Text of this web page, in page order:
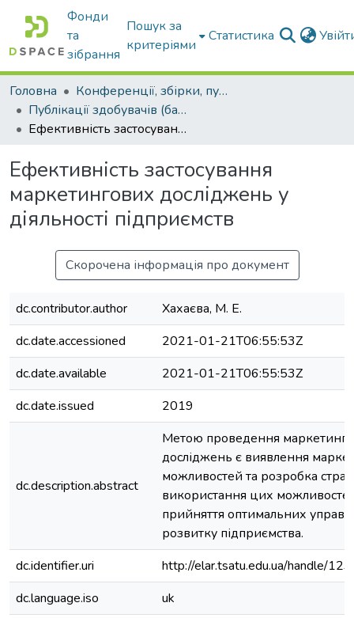
Фонди
та
зібрання
Пошук за
критеріями
Статистика
Головна
Конференції, збірки, публікації молодих вчених і здобувачів : магістрів, бакалаврів, аспірантів.
Публікації здобувачів (бакалаврів. магістрів, аспірантів)
Ефективність застосування маркетингових досліджень у діяльності підприємств
Ефективність застосування
маркетингових досліджень у
діяльності підприємств
Скорочена інформація про документ
dc.contributor.author
Хахаєва, М. Е.
dc.date.accessioned
2021-01-21T06:55:53Z
dc.date.available
2021-01-21T06:55:53Z
dc.date.issued
2019
dc.description.abstract
Метою проведення
досліджень є виявлення
можливостей та розробка
використання цих
прийняття оптимальних
розвитку підприємства.
dc.identifier.uri
http://elar.tsatu.edu.ua/handle/
dc.language.iso
uk